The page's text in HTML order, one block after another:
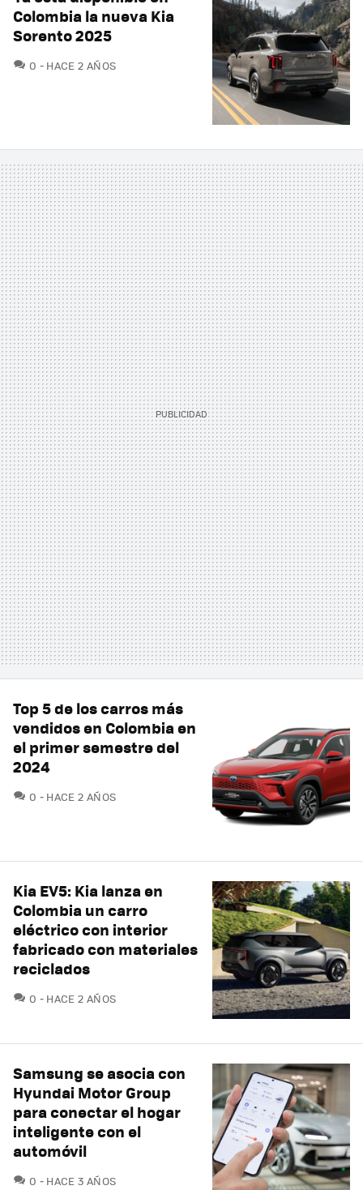
Colombia la nueva Kia
Sorento 2025
0 COMENTARIOS
HACE 2 AÑOS
Top 5 de los carros más
vendidos en Colombia en
el primer semestre del
2024
0 COMENTARIOS
HACE 2 AÑOS
Kia EV5: Kia lanza en
Colombia un carro
eléctrico con interior
fabricado con materiales
reciclados
0 COMENTARIOS
HACE 2 AÑOS
Samsung se asocia con
Hyundai Motor Group
para conectar el hogar
inteligente con el
automóvil
0 COMENTARIOS
HACE 3 AÑOS